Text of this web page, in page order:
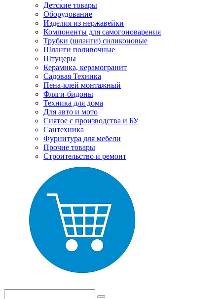
Детские товары
Оборудование
Изделия из нержавейки
Компоненты для самогоноварения
Трубки (шланги) силиконовые
Шланги поливочные
Штуцеры
Керамика, керамогранит
Садовая Техника
Пена-клей монтажный
Фляги-бидоны
Техника для дома
Для авто и мото
Снятое с производства и БУ
Сантехника
Фурнитура для мебели
Прочие товары
Строительство и ремонт